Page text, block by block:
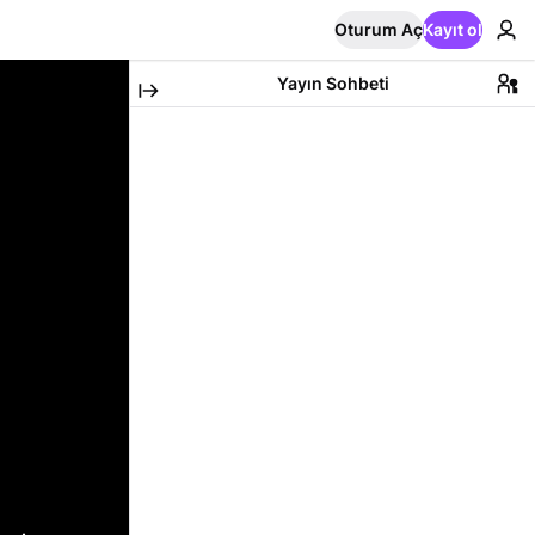
Oturum AçKayıt ol
Yayın Sohbeti